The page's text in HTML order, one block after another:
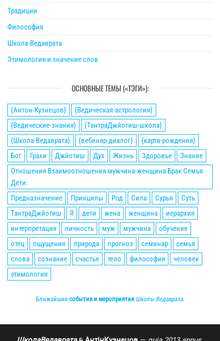
Традиции
Философия
Школа-Ведаврата
Этимология и значение слов
ОСНОВНЫЕ ТЕМЫ («ТЭГИ»):
{Антон-Кузнецов}
{Ведическая-астрология}
{Ведические-знания}
{ТантраДжйотиш-школа}
{Школа-Ведаврата}
{вебинар-диалог}
{карта-рождения}
Бог
Грахи Джйотиш Дух Жизнь Здоровье
Знание
Отношения Взаимоотношения мужчина-женщина Брак Семья
Дети.
Предназначение
Принципы Род Сила Сурья
Суть
ТантраДжйотиш
Я дети жена женщина
иерархия
интерпретация
личность муж мужчина
обучение
отец
ощущения природа прогноз семинар
семья
слова
сознание счастье тело философия
человек
этимология
Ближайшие события и мероприятия Школы Ведаврата.